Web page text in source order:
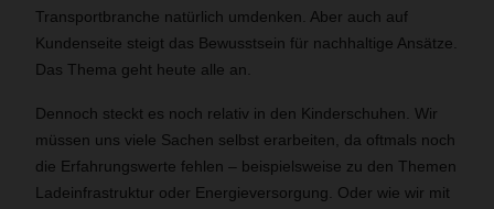
Transportbranche natürlich umdenken. Aber auch auf
Kundenseite steigt das Bewusstsein für nachhaltige Ansätze.
Das Thema geht heute alle an.
Dennoch steckt es noch relativ in den Kinderschuhen. Wir
müssen uns viele Sachen selbst erarbeiten, da oftmals noch
die Erfahrungswerte fehlen – beispielsweise zu den Themen
Ladeinfrastruktur oder Energieversorgung. Oder wie wir mit